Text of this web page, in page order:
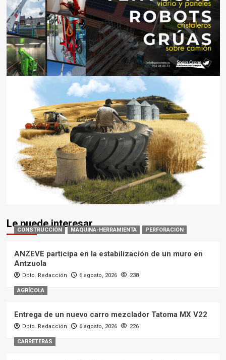
Le puede interesar
CONSTRUCCIÓN MAQUINA-HERRAMIENTA PERFORACION
ANZEVE participa en la estabilización de un muro en
Antzuola
Dpto. Redacción 6 agosto, 2026 238
AGRÍCOLA
Entrega de un nuevo carro mezclador Tatoma MX V22
Dpto. Redacción 6 agosto, 2026 226
CARRETERAS